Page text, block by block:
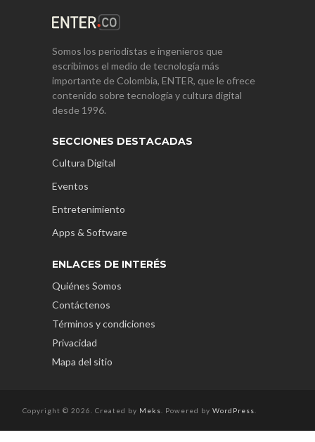
Somos los periodistas e ingenieros que
escribimos el medio de tecnología más
importante de Colombia, ENTER, que le ofrece
contenido sobre tecnología y cultura digital
desde 1996.
SECCIONES DESTACADAS
Cultura Digital
Eventos
Entretenimiento
Apps & Software
ENLACES DE INTERÉS
Quiénes Somos
Contáctenos
Términos y condiciones
Privacidad
Mapa del sitio
Copyright © 2026. Created by Meks . Powered by WordPress